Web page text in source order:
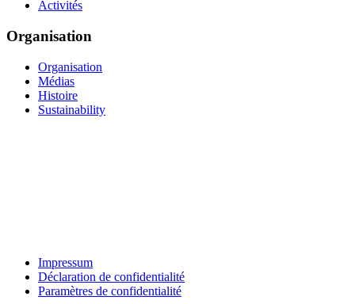
Activités
Organisation
Organisation
Médias
Histoire
Sustainability
Impressum
Déclaration de confidentialité
Paramètres de confidentialité